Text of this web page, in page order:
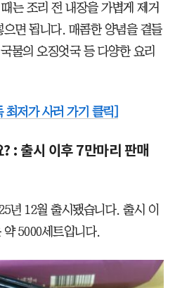
는 조리 전 내장을 가볍게 제거
면 됩니다. 매콤한 양념을 곁들
물의 오징엇국 등 다양한 요리
최저가 사러 가기 클릭]
: 출시 이후 7만마리 판매
년 12월 출시됐습니다. 출시 이
5000세트입니다.